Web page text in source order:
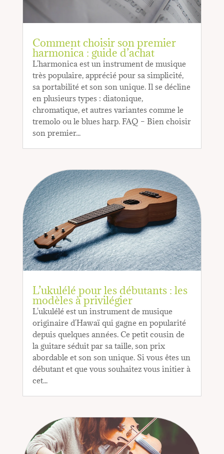
Comment choisir son premier
harmonica : guide d’achat
L'harmonica est un instrument de musique
très populaire, apprécié pour sa simplicité,
sa portabilité et son son unique. Il se décline
en plusieurs types : diatonique,
chromatique, et autres variantes comme le
tremolo ou le blues harp. FAQ – Bien choisir
son premier...
L’ukulélé pour les débutants : les
modèles à privilégier
L'ukulélé est un instrument de musique
originaire d'Hawaï qui gagne en popularité
depuis quelques années. Ce petit cousin de
la guitare séduit par sa taille, son prix
abordable et son son unique. Si vous êtes un
débutant et que vous souhaitez vous initier à
cet...